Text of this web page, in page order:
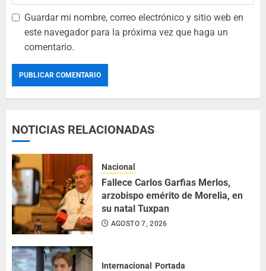
Guardar mi nombre, correo electrónico y sitio web en
este navegador para la próxima vez que haga un
comentario.
NOTICIAS RELACIONADAS
Nacional
Fallece Carlos Garfias Merlos,
arzobispo emérito de Morelia, en
su natal Tuxpan
AGOSTO 7, 2026
Internacional Portada